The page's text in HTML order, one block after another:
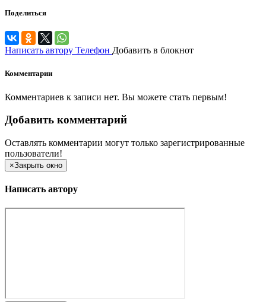
Поделиться
Написать автору Телефон Добавить в блокнот
Комментарии
Комментариев к записи нет. Вы можете стать первым!
Добавить комментарий
Оставлять комментарии могут только зарегистрированные
пользователи!
×Закрыть окно
Написать автору